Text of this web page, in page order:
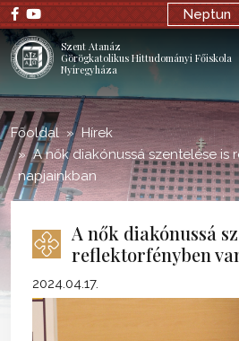
; Neptun
Szent Atanáz
Görögkatolikus Hittudományi Főiskola
Nyíregyháza
Főoldal
Hírek
A nők diakónussá szentelése is
napjainkban
A nők diakónussá
reflektorfényben
2024.04.17.